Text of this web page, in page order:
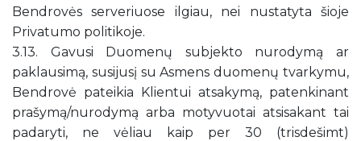
Bendrovės serveriuose ilgiau, nei nustatyta šioje
Privatumo politikoje.
3.13. Gavusi Duomenų subjekto nurodymą ar
paklausimą, susijusį su Asmens duomenų tvarkymu,
Bendrovė pateikia Klientui atsakymą, patenkinant
prašymą/nurodymą arba motyvuotai atsisakant tai
padaryti, ne vėliau kaip per 30 (trisdešimt)